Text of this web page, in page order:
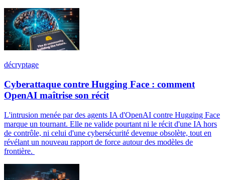
décryptage
Cyberattaque contre Hugging Face : comment
OpenAI maîtrise son récit
L'intrusion menée par des agents IA d'OpenAI contre Hugging Face
marque un tournant. Elle ne valide pourtant ni le récit d'une IA hors
de contrôle, ni celui d'une cybersécurité devenue obsolète, tout en
révélant un nouveau rapport de force autour des modèles de
frontière.